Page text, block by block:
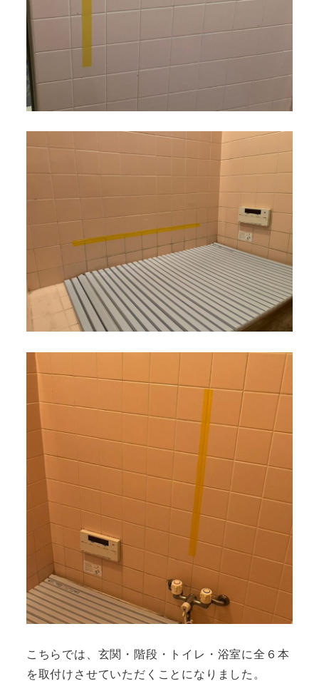
こちらでは、玄関・階段・トイレ・浴室に全６本
を取付けさせていただくことになりました。